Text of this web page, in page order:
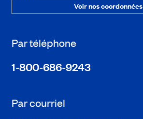
Voir nos coordonnées
Par téléphone
1-800-686-9243
Par courriel